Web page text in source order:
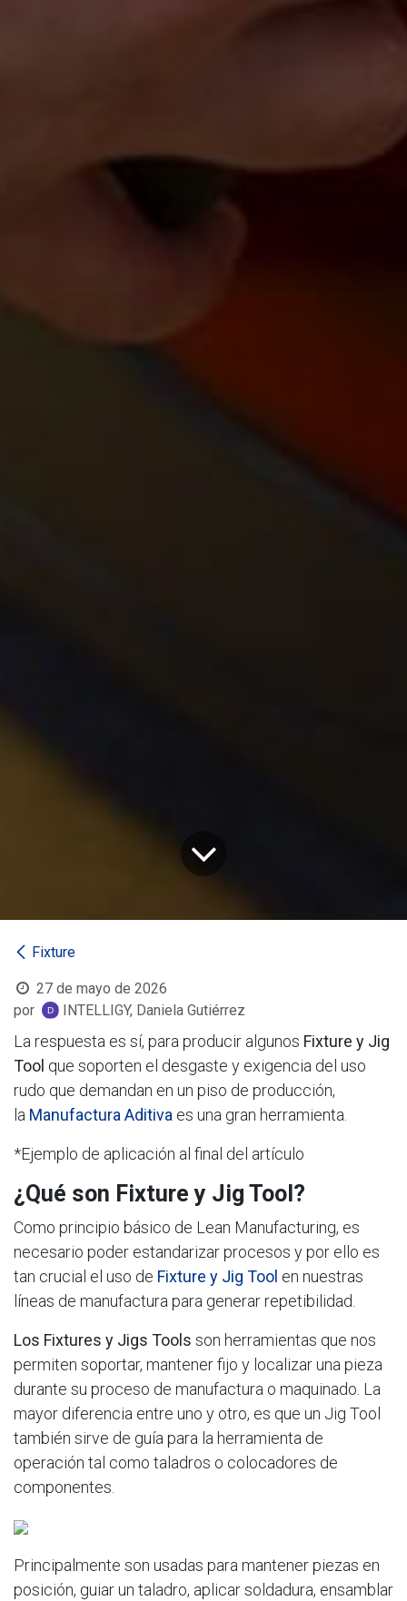
Fixture
27 de mayo de 2026
por
INTELLIGY, Daniela Gutiérrez
La respuesta es sí, para producir algunos Fixture y Jig
Tool que soporten el desgaste y exigencia del uso
rudo que demandan en un piso de producción,
la Manufactura Aditiva es una gran herramienta.
*Ejemplo de aplicación al final del artículo
¿Qué son Fixture y Jig Tool?
Como principio básico de Lean Manufacturing, es
necesario poder estandarizar procesos y por ello es
tan crucial el uso de Fixture y Jig Tool en nuestras
líneas de manufactura para generar repetibilidad.
Los Fixtures y Jigs Tools son herramientas que nos
permiten soportar, mantener fijo y localizar una pieza
durante su proceso de manufactura o maquinado. La
mayor diferencia entre uno y otro, es que un Jig Tool
también sirve de guía para la herramienta de
operación tal como taladros o colocadores de
componentes.
Principalmente son usadas para mantener piezas en
posición, guiar un taladro, aplicar soldadura, ensamblar